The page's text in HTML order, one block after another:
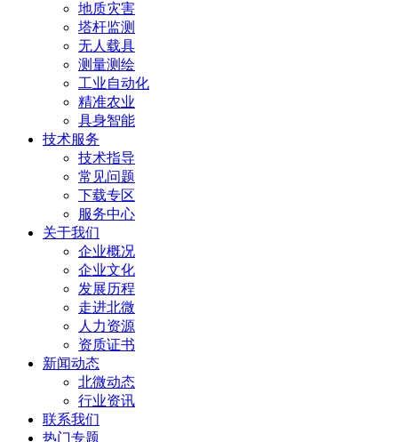
地质灾害
塔杆监测
无人载具
测量测绘
工业自动化
精准农业
具身智能
技术服务
技术指导
常见问题
下载专区
服务中心
关于我们
企业概况
企业文化
发展历程
走进北微
人力资源
资质证书
新闻动态
北微动态
行业资讯
联系我们
热门专题